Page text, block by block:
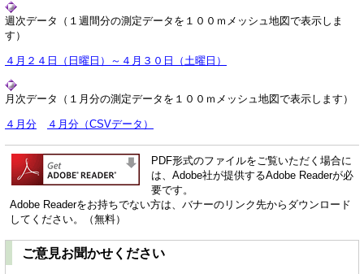
週次データ（１週間分の測定データを１００ｍメッシュ地図で表示しま
す）
４月２４日（日曜日）～４月３０日（土曜日）
月次データ（１月分の測定データを１００ｍメッシュ地図で表示します）
４月分 ４月分（CSVデータ）
PDF形式のファイルをご覧いただく場合に
は、Adobe社が提供するAdobe Readerが必
要です。
Adobe Readerをお持ちでない方は、バナーのリンク先からダウンロード
してください。（無料）
ご意見お聞かせください